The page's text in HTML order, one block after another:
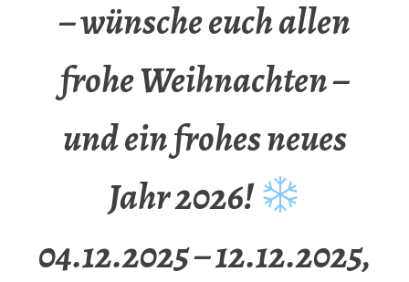
– wünsche euch allen
frohe Weihnachten –
und ein frohes neues
Jahr 2026!
04.12.2025 – 12.12.2025,